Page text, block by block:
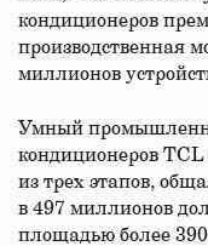
кондиционеров
производственная
миллионов
Умный
кондиционеров
из трех этапов,
в 497 миллионов
площадью более